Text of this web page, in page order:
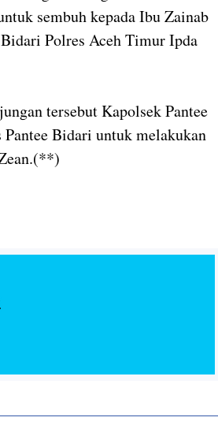
sembuh kepada Ibu Zainab
Polres Aceh Timur Ipda
tersebut Kapolsek Pantee
Pantee Bidari untuk melakukan